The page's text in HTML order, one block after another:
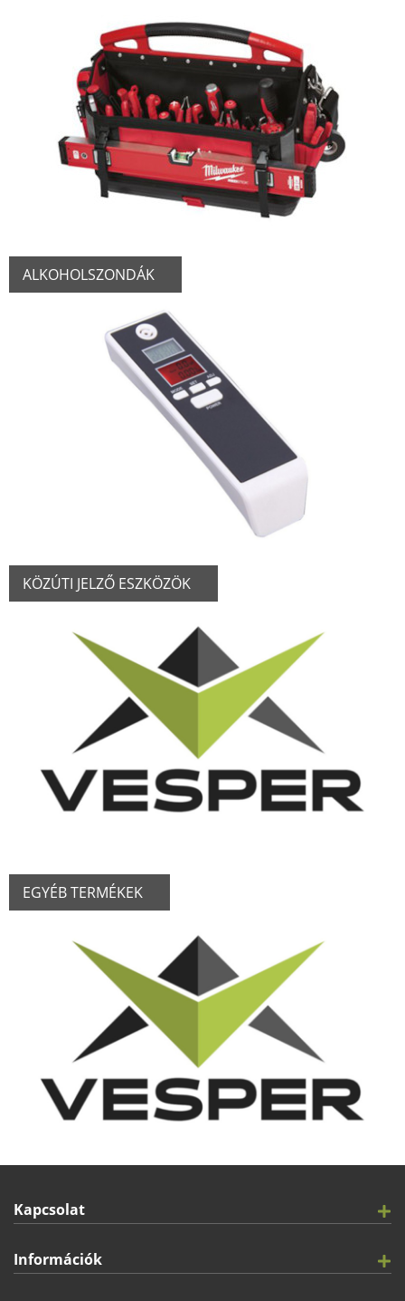
ALKOHOLSZONDÁK
KÖZÚTI JELZŐ ESZKÖZÖK
EGYÉB TERMÉKEK
Kapcsolat
Információk